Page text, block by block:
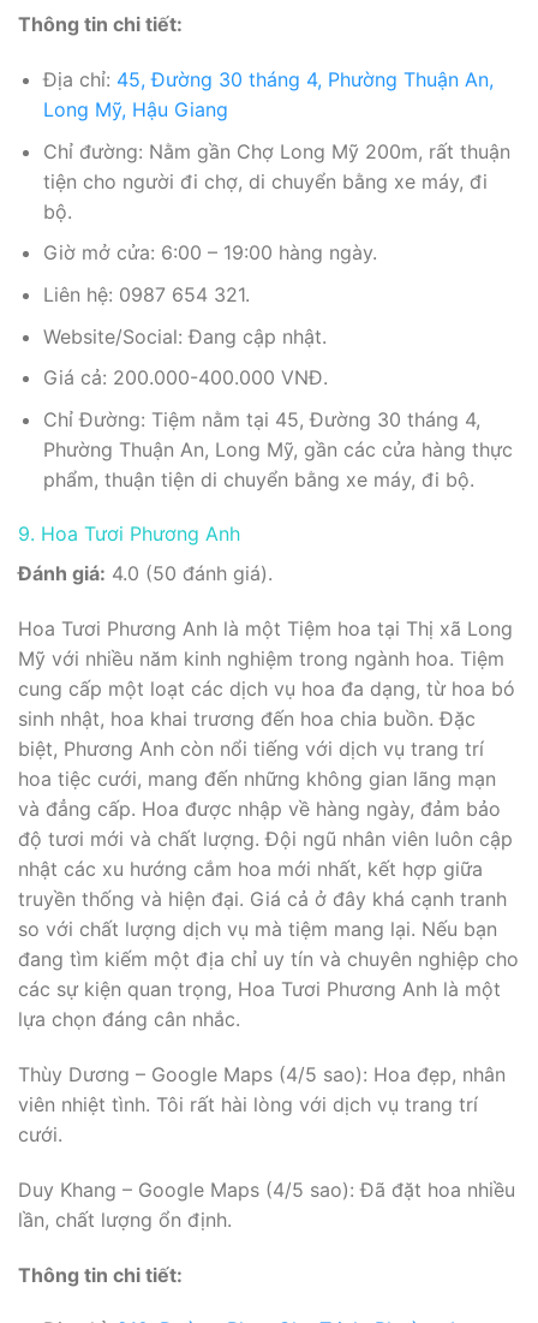
Thông tin chi tiết:
Địa chỉ: 45, Đường 30 tháng 4, Phường Thuận An,
Long Mỹ, Hậu Giang
Chỉ đường: Nằm gần Chợ Long Mỹ 200m, rất thuận
tiện cho người đi chợ, di chuyển bằng xe máy, đi
bộ.
Giờ mở cửa: 6:00 – 19:00 hàng ngày.
Liên hệ: 0987 654 321.
Website/Social: Đang cập nhật.
Giá cả: 200.000-400.000 VNĐ.
Chỉ Đường: Tiệm nằm tại 45, Đường 30 tháng 4,
Phường Thuận An, Long Mỹ, gần các cửa hàng thực
phẩm, thuận tiện di chuyển bằng xe máy, đi bộ.
9. Hoa Tươi Phương Anh
Đánh giá: 4.0 (50 đánh giá).
Hoa Tươi Phương Anh là một Tiệm hoa tại Thị xã Long
Mỹ với nhiều năm kinh nghiệm trong ngành hoa. Tiệm
cung cấp một loạt các dịch vụ hoa đa dạng, từ hoa bó
sinh nhật, hoa khai trương đến hoa chia buồn. Đặc
biệt, Phương Anh còn nổi tiếng với dịch vụ trang trí
hoa tiệc cưới, mang đến những không gian lãng mạn
và đẳng cấp. Hoa được nhập về hàng ngày, đảm bảo
độ tươi mới và chất lượng. Đội ngũ nhân viên luôn cập
nhật các xu hướng cắm hoa mới nhất, kết hợp giữa
truyền thống và hiện đại. Giá cả ở đây khá cạnh tranh
so với chất lượng dịch vụ mà tiệm mang lại. Nếu bạn
đang tìm kiếm một địa chỉ uy tín và chuyên nghiệp cho
các sự kiện quan trọng, Hoa Tươi Phương Anh là một
lựa chọn đáng cân nhắc.
Thùy Dương – Google Maps (4/5 sao): Hoa đẹp, nhân
viên nhiệt tình. Tôi rất hài lòng với dịch vụ trang trí
cưới.
Duy Khang – Google Maps (4/5 sao): Đã đặt hoa nhiều
lần, chất lượng ổn định.
Thông tin chi tiết: